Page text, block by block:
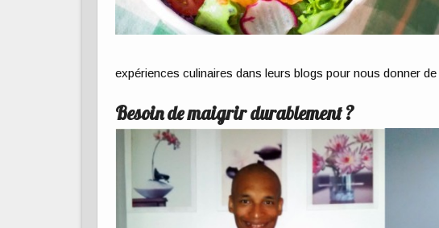
expériences culinaires dans leurs blogs pour nous donner
Besoin de maigrir durablement ?